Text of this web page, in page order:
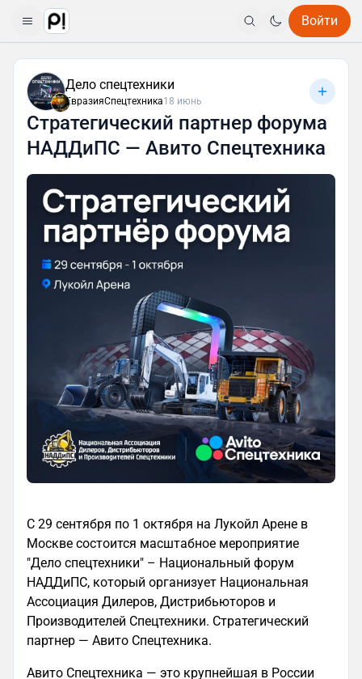
Войти
Дело спецтехники
ЕвразияСпецтехника18 июнь
Стратегический партнер форума
НАДДиПС — Авито Спецтехника
С 29 сентября по 1 октября на Лукойл Арене в
Москве состоится масштабное мероприятие
"Дело спецтехники" – Национальный форум
НАДДиПС, который организует Национальная
Ассоциация Дилеров, Дистрибьюторов и
Производителей Спецтехники. Стратегический
партнер — Авито Спецтехника.
Авито Спецтехника — это крупнейшая в России